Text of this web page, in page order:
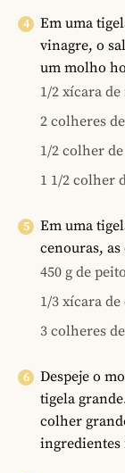
Em uma
vinagre, o
um molho
1/2 xícara
2 colheres
1/2 colher
1 1/2 colher
Em uma
cenouras,
450 g de
1/3 xícara
3 colheres
Despeje o
tigela
colher
ingredientes